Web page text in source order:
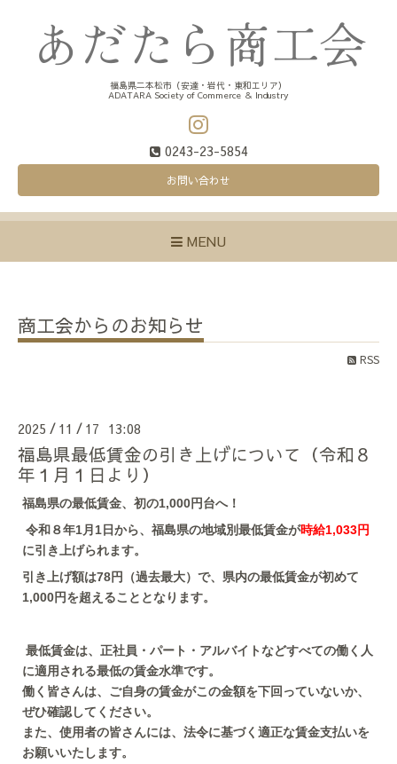
福島県二本松市（安達・岩代・東和エリア）
ADATARA Society of Commerce ＆ Industry
0243-23-5854
お問い合わせ
MENU
商工会からのお知らせ
RSS
2025 / 11 / 17 13:08
福島県最低賃金の引き上げについて（令和８
年１月１日より）
福島県の最低賃金、初の1,000円台へ！
令和８年1月1日から、福島県の地域別最低賃金が時給1,033円
に引き上げられます。
引き上げ額は78円（過去最大）で、県内の最低賃金が初めて
1,000円を超えることとなります。
最低賃金は、正社員・パート・アルバイトなどすべての働く人
に適用される最低の賃金水準です。
働く皆さんは、ご自身の賃金がこの金額を下回っていないか、
ぜひ確認してください。
また、使用者の皆さんには、法令に基づく適正な賃金支払いを
お願いいたします。